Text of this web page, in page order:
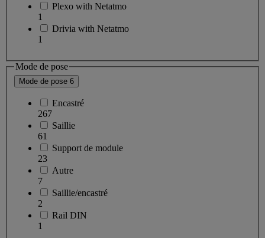
Plexo with Netatmo
1
Drivia with Netatmo
1
Mode de pose
Mode de pose 6
Encastré
267
Saillie
61
Support de module
23
Autre
7
Saillie/encastré
2
Rail DIN
1